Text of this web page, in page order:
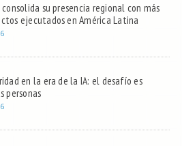
consolida su presencia regional con más
ejecutados en América Latina
en la era de la IA: el desafío es
personas